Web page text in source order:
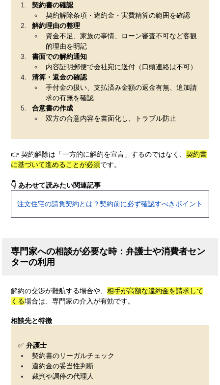
契約書の確認
契約解除条項・違約金・実費精算の範囲を確認
解約理由の整理
資金不足、家族の事情、ローン審査不可など客観
的理由を明記
書面での解約通知
内容証明郵便で会社宛に送付（口頭連絡は不可）
清算・返金の確認
手付金の扱い、支払済み金額の返金有無、追加請
求の有無を確認
合意書の作成
双方の合意内容を書面化し、トラブル防止
👉 契約解除は「一方的に解約を宣言」するのではなく、契約書
に基づいて進めることが必須です。
👇 あわせて読みたい関連記事
注文住宅の請負契約とは？契約前に必ず確認すべきポイント
専門家への相談が必要な時：弁護士や消費者セン
ターの利用
解約の交渉が難航する場合や、相手が高額な違約金を請求して
くる場合は、専門家の介入が有効です。
相談先と特徴
✅ 弁護士
契約書のリーガルチェック
違約金の妥当性判断
裁判や調停の代理人